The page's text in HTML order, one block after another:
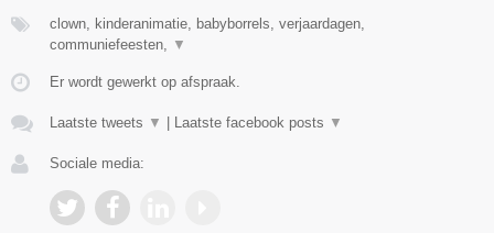
clown, kinderanimatie, babyborrels, verjaardagen,
communiefeesten, ▼
Er wordt gewerkt op afspraak.
Laatste tweets ▼ Laatste facebook posts ▼
Sociale media: